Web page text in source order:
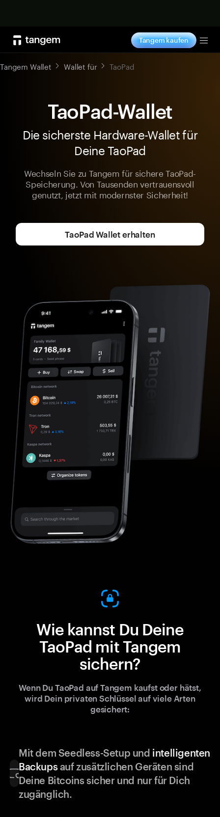
Tangem kaufen
Tangem Wallet Wallet für TaoPad
TaoPad-Wallet
Die sicherste Hardware-Wallet für
Deine TaoPad
Wechseln Sie zu Tangem für sichere TaoPad-
Speicherung. Von Tausenden vertrauensvoll
genutzt, jetzt mit modernster Sicherheit!
TaoPad Wallet erhalten
Wie kannst Du Deine
TaoPad mit Tangem
sichern?
Wenn Du TaoPad auf Tangem kaufst oder hätst,
wird Dein privaten Schlüssel auf viele Arten
gesichert:
Mit dem Seedless-Setup und intelligenten
Backupsauf zusätzlichen Geräten sind
Deine Bitcoins sicher und nur für Dich
zugänglich.